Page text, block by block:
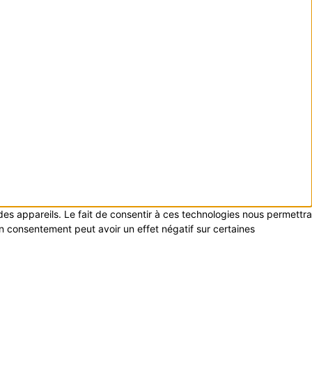
appareils. Le fait de consentir à ces technologies nous permettra
consentement peut avoir un effet négatif sur certaines